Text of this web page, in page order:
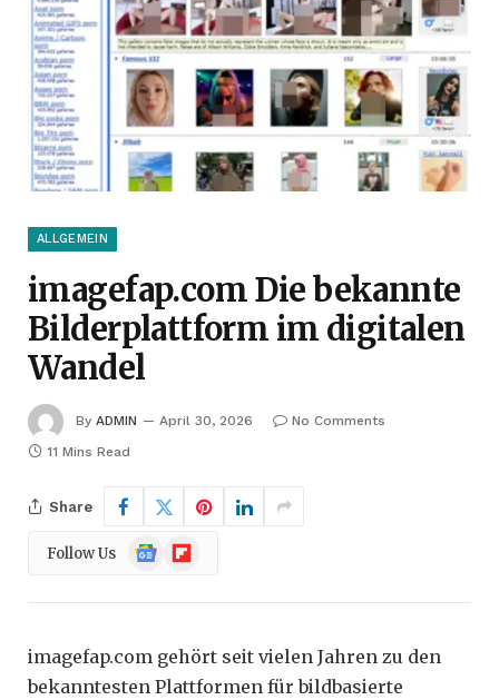
ALLGEMEIN
imagefap.com Die bekannte
Bilderplattform im digitalen
Wandel
By ADMIN April 30, 2026
No Comments
11 Mins Read
Share
Follow Us
Google
News
Flipboard
imagefap.com gehört seit vielen Jahren zu den
bekanntesten Plattformen für bildbasierte